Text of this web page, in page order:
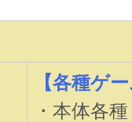
【各種ゲ
・本体各